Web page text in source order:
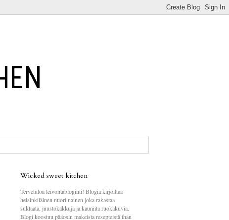
Wicked sweet kitchen
Tervetuloa leivontablogiini! Blogia kirjoittaa
helsinkiläinen nuori nainen joka rakastaa
suklaata, juustokakkuja ja kauniita ruokakuvia.
Blogi koostuu pääosin makeista resepteistä ihan